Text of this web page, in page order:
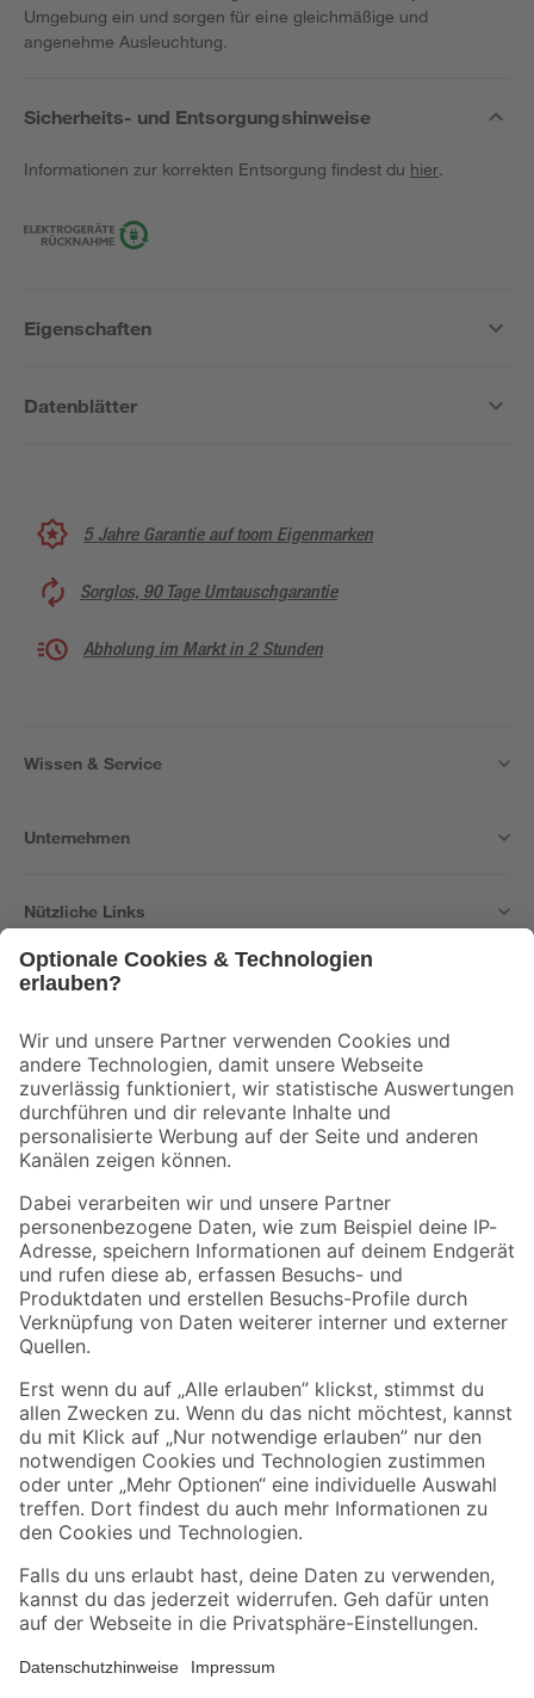
Umgebung ein und sorgen für eine gleichmäßige und
angenehme Ausleuchtung.
Sicherheits- und Entsorgungshinweise
Informationen zur korrekten Entsorgung findest du hier.
Eigenschaften
Datenblätter
5 Jahre Garantie auf toom Eigenmarken
Sorglos, 90 Tage Umtauschgarantie
Abholung im Markt in 2 Stunden
Wissen & Service
Unternehmen
Nützliche Links
Der toom Newsletter: Keine Angebote und Aktionen mehr verpassen!
Zur Newsletter Anmeldung
Folge uns
Zahlungsarten Versandarten
Sicher einkaufen
Jetzt die toom-App herunterladen
Alle Preisangaben in EUR inkl. gesetzl. MwSt.. Die dargestellten Angebote sind unter
Umständen nicht in allen Märkten verfügbar. Die angegebenen Verfügbarkeiten beziehen
Produkte nur solange der Vorrat reicht.
*Paketversand ab 59 € versandkostenfrei, gilt nicht für Artikel mit Speditionsversand, hier